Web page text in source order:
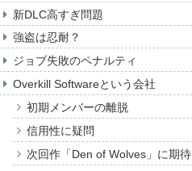
新DLC高すぎ問題
強盗は忍耐？
ジョブ失敗のペナルティ
Overkill Softwareという会社
初期メンバーの離脱
信用性に疑問
次回作「Den of Wolves」に期待